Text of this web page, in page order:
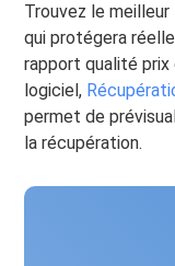
Trouvez le
qui protégera
rapport qualité prix
logiciel,
permet de
la récupération.